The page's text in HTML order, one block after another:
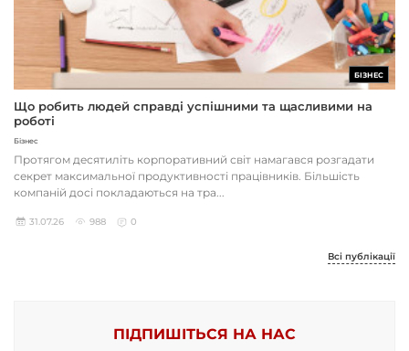
БІЗНЕС
Що робить людей справді успішними та щасливими на
роботі
Бізнес
Протягом десятиліть корпоративний світ намагався розгадати
секрет максимальної продуктивності працівників. Більшість
компаній досі покладаються на тра...
31.07.26 988 0
Всі публікації
ПІДПИШІТЬСЯ НА НАС